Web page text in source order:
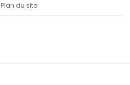
Plan du site